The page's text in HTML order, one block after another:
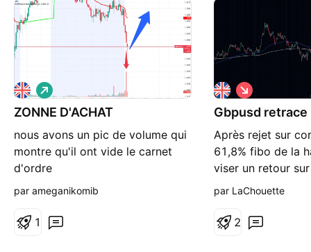
ZONNE D'ACHAT
nous avons un pic de volume qui
montre qu'il ont vide le carnet
d'ordre
L
o
n
par ameganikomib
1
Gbpusd retrace
Après rejet sur
61,8% fibo de la
viser un retour
38%. Pas de
retacement en
S
h
o
t
par LaChouette
2